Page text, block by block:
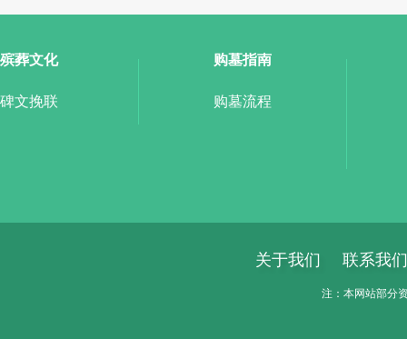
殡葬文化
碑文挽联
购墓指南
购墓流程
关于我们 联系我们
注：本网站部分